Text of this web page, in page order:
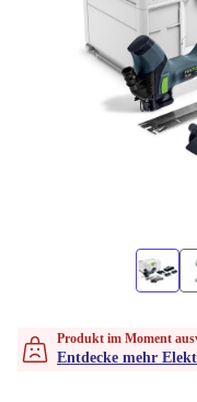
Produkt im Moment
Entdecke mehr